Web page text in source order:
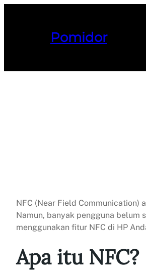
Pomidor
NFC (Near Field
Namun, banyak pengguna belum
menggunakan fitur NFC di HP
Apa itu NFC?